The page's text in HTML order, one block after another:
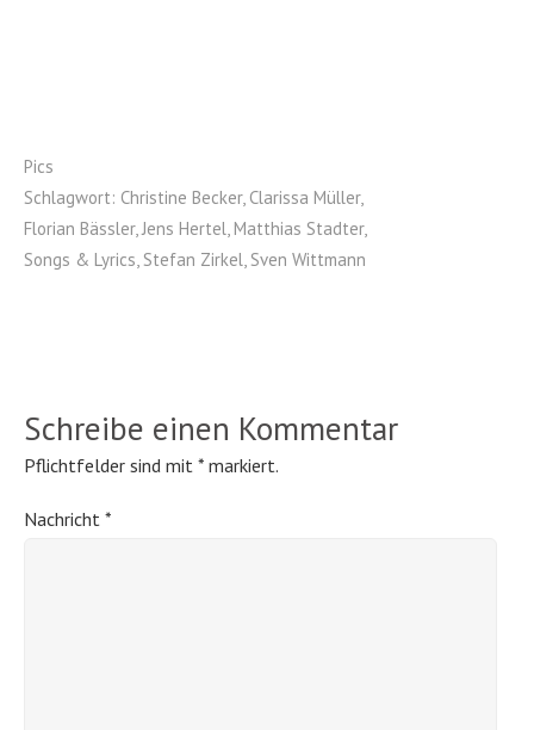
Pics
Schlagwort: Christine Becker, Clarissa Müller,
Florian Bässler, Jens Hertel Matthias Stadter,
Songs & Lyrics Stefan Zirkel Sven Wittmann
Schreibe einen Kommentar
Pflichtfelder sind mit * markiert.
Nachricht *